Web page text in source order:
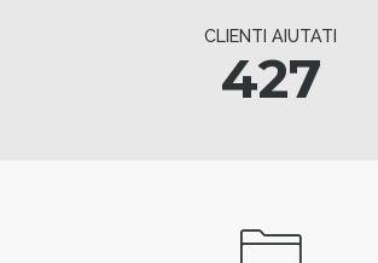
CLIENTI AIUTATI
427